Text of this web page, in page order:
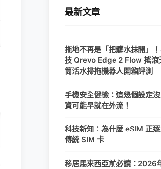
最新文章
拖地不再是「把髒水抹開」
技 Qrevo Edge 2 Flow 搖滾
筒活水掃拖機器人開箱評測
手機安全健檢：這幾個設定
資可能早就在外流！
科技新知：為什麼 eSIM 正
傳統 SIM 卡
移居馬來西亞前必讀：2026